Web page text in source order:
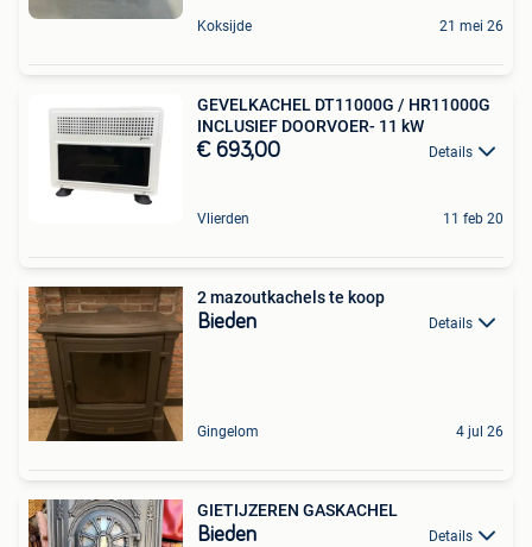
Koksijde 21 mei 26
GEVELKACHEL DT11000G / HR11000G
INCLUSIEF DOORVOER- 11 kW
€ 693,00 Details
Vlierden 11 feb 20
2 mazoutkachels te koop
Bieden Details
Gingelom 4 jul 26
GIETIJZEREN GASKACHEL
Bieden Details